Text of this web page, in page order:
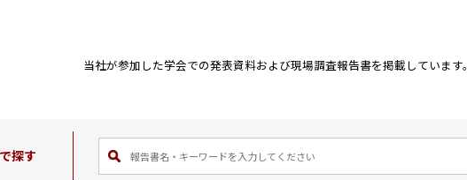
当社が参加した学会での発表資料および現場調査報告書を掲載しています。
探す